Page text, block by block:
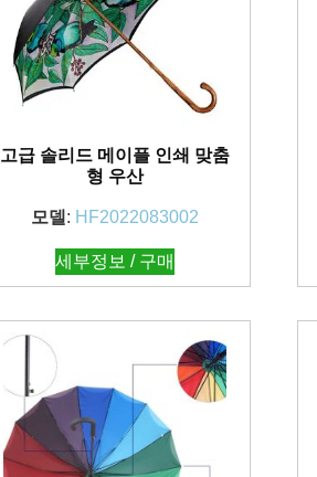
고급 솔리드 메이플 인쇄 맞춤
형 우산
모델 : HF2022083002
세부정보 / 구매